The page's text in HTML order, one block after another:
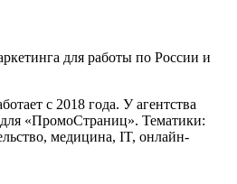
с 2018 года. У агентства
«ПромоСтраниц». Тематики:
медицина, IT, онлайн-